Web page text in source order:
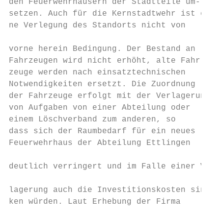
den Feuerwehrhäusern der Stadtteile um-
setzen. Auch für die Kernstadtwehr ist ei-
ne Verlegung des Standorts nicht von
vorne herein Bedingung. Der Bestand an
Fahrzeugen wird nicht erhöht, alte
zeuge werden nach einsatztechnischen
Notwendigkeiten ersetzt. Die Zuordnung
der Fahrzeuge erfolgt mit der
von Aufgaben von einer Abteilung oder
einem Löschverband zum anderen, so
dass sich der Raumbedarf für ein neues
Feuerwehrhaus der Abteilung
deutlich verringert und im Falle einer Ver-
lagerung auch die Investitionskosten sin-
ken würden. Laut Erhebung der Firma